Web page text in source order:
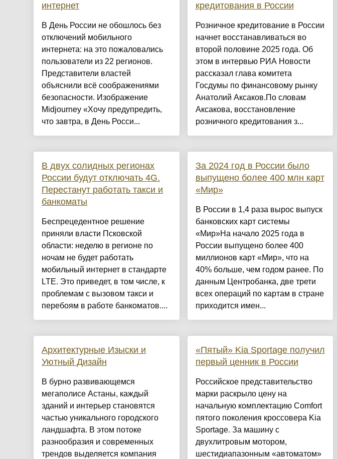
интернет
В День России не обошлось без
отключений мобильного
интернета: на это пожаловались
пользователи из 22 регионов.
Представители властей
объяснили всё соображениями
безопасности. Изображение
Midjourney «Хочу предупредить,
что завтра, в День Росси...
В двух солидных регионах
России будут отключать 4G.
Перестанут работать такси и
банкоматы
Беспрецедентное решение
приняли власти Псковской
области: неделю в регионе по
ночам не будет работать
мобильный интернет в стандарте
LTE. Это приведет, в том числе, к
проблемам с вызовом такси и
перебоям в работе банкоматов....
Архитектурные Изыски и
Уютный Дизайн
​В бурно развивающемся
мегаполисе Астаны, каждый
зданий и интерьер становятся
частью уникального городского
ландшафта. В этом потоке
разнообразия и современных
трендов выделяется компания
кредитования в России
Розничное кредитование в России
начнет восстанавливаться во
второй половине 2025 года. Об
этом в интервью РИА Новости
рассказал глава комитета
Госдумы по финансовому рынку
Анатолий Аксаков.По словам
Аксакова, восстановление
розничного кредитования з...
За 2024 год в России было
выпущено более 400 млн карт
«Мир»
В России в 1,4 раза вырос выпуск
банковских карт системы
«Мир»На начало 2025 года в
России выпущено более 400
миллионов карт «Мир», что на
40% больше, чем годом ранее. По
данным Центробанка, две трети
всех операций по картам в стране
приходится имен...
«Пятый» Kia Sportage получил
первый ценник в России
Российское представительство
марки раскрыло цену на
начальную комплектацию Comfort
пятого поколения кроссовера Kia
Sportage. За машину с
двухлитровым мотором,
шестидиапазонным «автоматом»